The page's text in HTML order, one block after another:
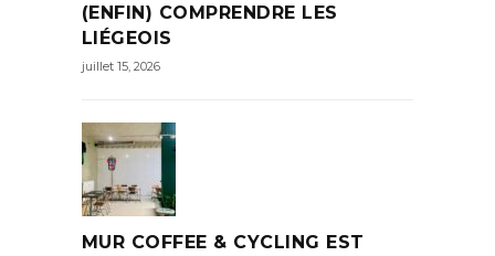
(ENFIN) COMPRENDRE LES
LIÉGEOIS
juillet 15, 2026
MUR COFFEE & CYCLING EST